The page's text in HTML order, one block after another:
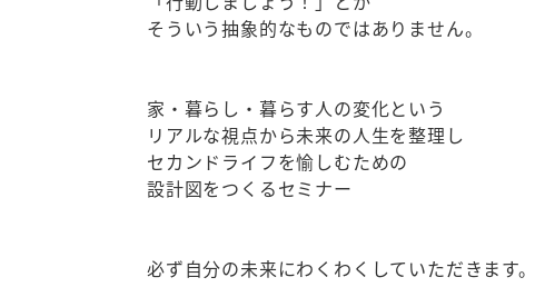
そういう抽象的なものではありません。
家・暮らし・暮らす人の変化という
リアルな視点から未来の人生を整理し
セカンドライフを愉しむための
設計図をつくるセミナー
必ず自分の未来にわくわくしていただきます。